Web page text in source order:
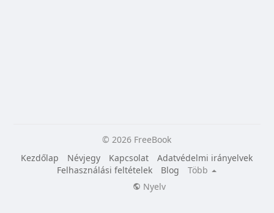
© 2026 FreeBook
Kezdőlap
Névjegy Kapcsolat
Adatvédelmi irányelvek
Felhasználási feltételek
Blog
Több
Nyelv